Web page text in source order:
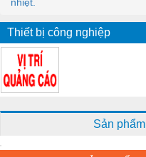
Thiết bị công nghiệp
Sản